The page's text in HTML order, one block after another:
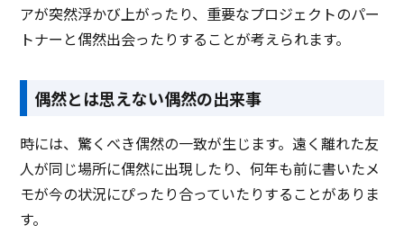
アが突然浮かび上がったり、重要なプロジェクトのパー
トナーと偶然出会ったりすることが考えられます。
偶然とは思えない偶然の出来事
時には、驚くべき偶然の一致が生じます。遠く離れた友
人が同じ場所に偶然に出現したり、何年も前に書いたメ
モが今の状況にぴったり合っていたりすることがありま
す。